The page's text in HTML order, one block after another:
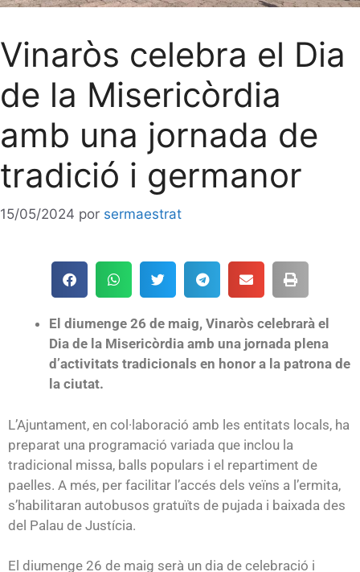
Vinaròs celebra el Dia
de la Misericòrdia
amb una jornada de
tradició i germanor
15/05/2024 por sermaestrat
El diumenge 26 de maig, Vinaròs celebrarà el
Dia de la Misericòrdia amb una jornada plena
d’activitats tradicionals en honor a la patrona de
la ciutat.
L’Ajuntament, en col·laboració amb les entitats locals, ha
preparat una programació variada que inclou la
tradicional missa, balls populars i el repartiment de
paelles. A més, per facilitar l’accés dels veïns a l’ermita,
s’habilitaran autobusos gratuïts de pujada i baixada des
del Palau de Justícia.
El diumenge 26 de maig serà un dia de celebració i